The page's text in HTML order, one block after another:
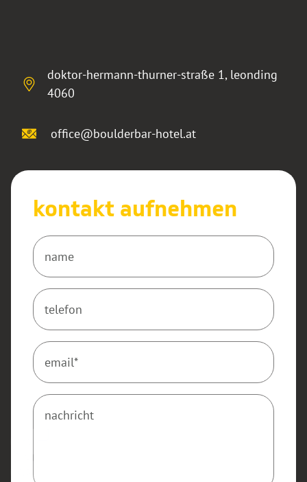
doktor-hermann-thurner-straße 1, leonding
4060
office@boulderbar-hotel.at
kontakt aufnehmen